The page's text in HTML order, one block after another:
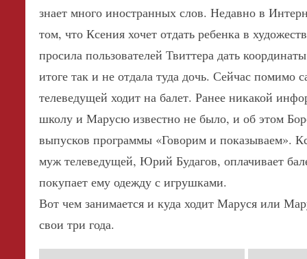
знает много иностранных слов. Недавно в
том, что Ксения хочет отдать ребенка в
просила пользователей Твиттера дать
итоге так и не отдала туда дочь. Сейчас помимо
телеведущей ходит на балет. Ранее никакой
школу и Марусю известно не было, и об этом
выпусков программы «Говорим и показываем».
муж телеведущей, Юрий Будагов, оплачивает
покупает ему одежду с игрушками.
Вот чем занимается и куда ходит Маруся или
свои три года.